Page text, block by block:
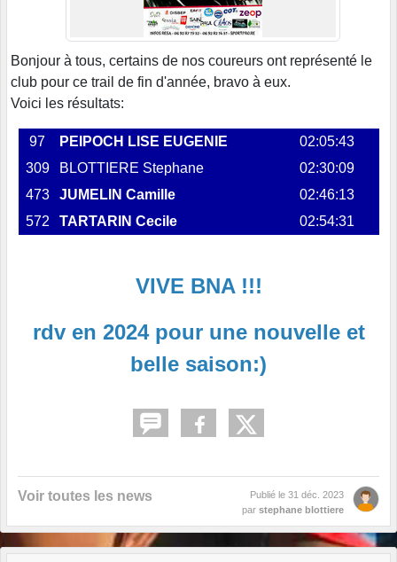
Bonjour à tous, certains de nos coureurs ont représenté le
club pour ce trail de fin d'année, bravo à eux.
Voici les résultats:
97 PEIPOCH LISE EUGENIE
02:05:43
309
BLOTTIERE Stephane
02:30:09
473
JUMELIN Camille
02:46:13
572
TARTARIN Cecile 02:54:31
VIVE BNA !!!
rdv en 2024 pour une nouvelle et
belle saison:)
Voir toutes les news Publié le 31 déc. 2023
par stephane blottiere